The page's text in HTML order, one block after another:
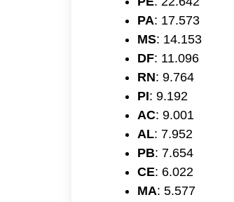
PA: 17.573
MS: 14.153
DF: 11.096
RN: 9.764
PI: 9.192
AC: 9.001
AL: 7.952
PB: 7.654
CE: 6.022
MA: 5.577